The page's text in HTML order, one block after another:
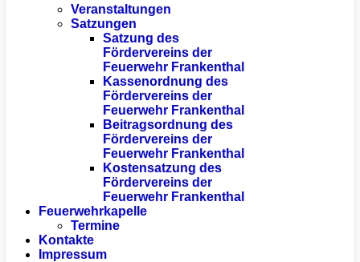
Veranstaltungen
Satzungen
Satzung des
Fördervereins der
Feuerwehr Frankenthal
Kassenordnung des
Fördervereins der
Feuerwehr Frankenthal
Beitragsordnung des
Fördervereins der
Feuerwehr Frankenthal
Kostensatzung des
Fördervereins der
Feuerwehr Frankenthal
Feuerwehrkapelle
Termine
Kontakte
Impressum